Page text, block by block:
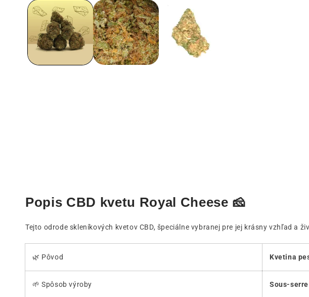
modálnom
Popis CBD kvetu Royal Cheese 🧀
Tejto odrode skleníkových kvetov CBD, špeciálne vybranej pre jej krásny vzhľad
🌿 Pôvod Kvetina
🌱 Spôsob výroby Sous-